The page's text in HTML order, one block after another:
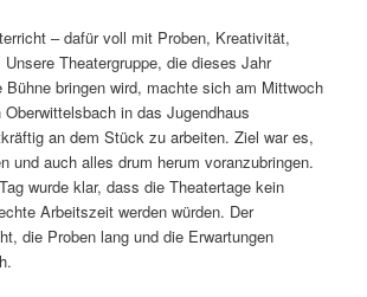
– dafür voll mit Proben, Kreativität,
Theatergruppe, die dieses Jahr
Bühne bringen wird, machte sich am Mittwoch
in das Jugendhaus
an dem Stück zu arbeiten. Ziel war es,
und auch alles drum herum voranzubringen.
wurde klar, dass die Theatertage kein
Arbeitszeit werden würden. Der
die Proben lang und die Erwartungen